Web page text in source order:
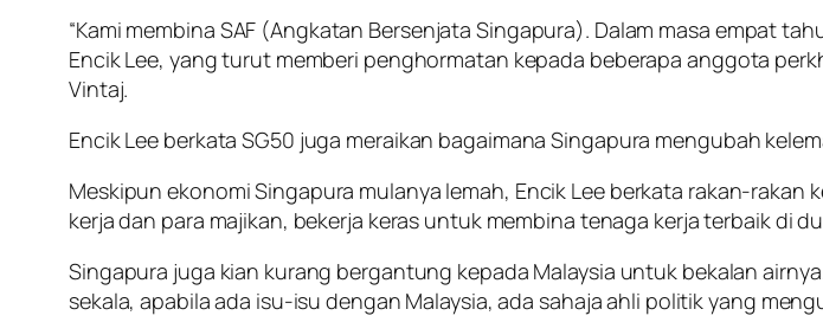
“Kami membina SAF (Angkatan Bersenjata Singapura). Dalam masa empat
Encik Lee, yang turut memberi penghormatan kepada beberapa anggota
Vintaj.
Encik Lee berkata SG50 juga meraikan bagaimana Singapura mengubah
Meskipun ekonomi Singapura mulanya lemah, Encik Lee berkata rakan-
kerja dan para majikan, bekerja keras untuk membina tenaga kerja terbaik di
Singapura juga kian kurang bergantung kepada Malaysia untuk bekalan
sekala, apabila ada isu-isu dengan Malaysia, ada sahaja ahli politik yang